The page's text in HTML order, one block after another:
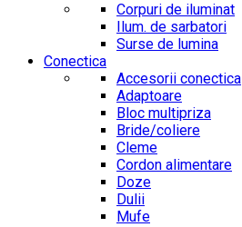
Corpuri de iluminat
Ilum. de sarbatori
Surse de lumina
Conectica
Accesorii conectica
Adaptoare
Bloc multipriza
Bride/coliere
Cleme
Cordon alimentare
Doze
Dulii
Mufe